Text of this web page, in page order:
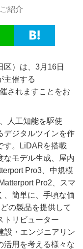
紹介
区）は、3月16日
主催する
されますことをお
人工知能を駆使
デジタルツインを作
す。LiDARを搭載
なモデル生成、屋内
Pro3、中規模
Pro2、スマ
、簡単に、手頃な価
の製品を提供して
トリビューター
設・エンジニアリン
活用を考える様々な